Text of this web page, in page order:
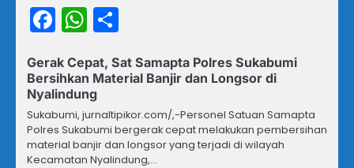
Facebook
WhatsApp
Gerak Cepat, Sat Samapta Polres Sukabumi
Bersihkan Material Banjir dan Longsor di
Nyalindung
Sukabumi, jurnaltipikor.com/,-Personel Satuan Samapta
Polres Sukabumi bergerak cepat melakukan pembersihan
material banjir dan longsor yang terjadi di wilayah
Kecamatan Nyalindung,…